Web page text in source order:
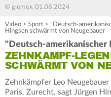
© glomex, 01.08.2024
Video > Sport > "Deutsch-
Hingsen schwärmt von Neugebauer
"Deutsch-amerikanischer
ZEHNKAMPF-
SCHWÄRMT VON
Zehnkämpfer Leo
Paris. Zurecht, sagt Jürgen